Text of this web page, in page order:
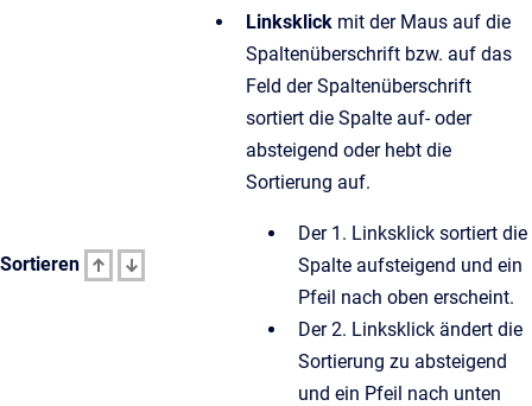
Sortieren
Linksklick mit der Maus auf die
Spaltenüberschrift bzw. auf das
Feld der Spaltenüberschrift
sortiert die Spalte auf- oder
absteigend oder hebt die
Sortierung auf.
Der 1. Linksklick sortiert die
Spalte aufsteigend und ein
Pfeil nach oben erscheint.
Der 2. Linksklick ändert die
Sortierung zu absteigend
und ein Pfeil nach unten